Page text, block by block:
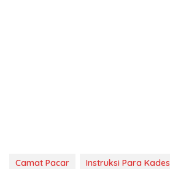
Camat Pacar Instruksi Para Kades